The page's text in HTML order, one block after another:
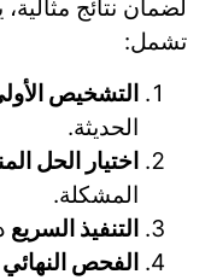
لضمان نتائج
تشمل:
التشخيص
الحديثة.
اختيار الحل
المشكلة.
التنفيذ السريع
الفحص النهائي